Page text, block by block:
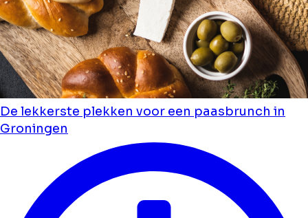
De lekkerste plekken voor een paasbrunch in
Groningen